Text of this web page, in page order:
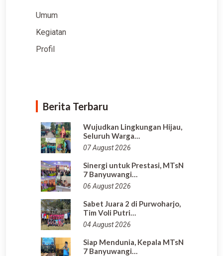
Umum
Kegiatan
Profil
Berita Terbaru
Wujudkan Lingkungan Hijau,
Seluruh Warga…
07 August 2026
Sinergi untuk Prestasi, MTsN
7 Banyuwangi…
06 August 2026
Sabet Juara 2 di Purwoharjo,
Tim Voli Putri…
04 August 2026
Siap Mendunia, Kepala MTsN
7 Banyuwangi…